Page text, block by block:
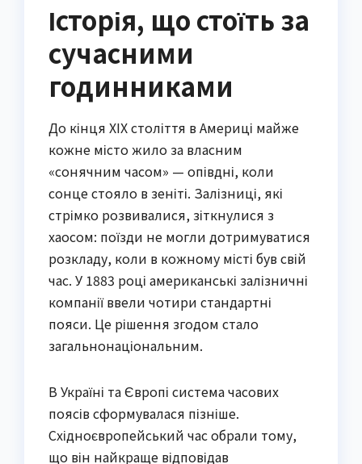
Історія, що стоїть за
сучасними
годинниками
До кінця XIX століття в Америці майже
кожне місто жило за власним
«сонячним часом» — опівдні, коли
сонце стояло в зеніті. Залізниці, які
стрімко розвивалися, зіткнулися з
хаосом: поїзди не могли дотримуватися
розкладу, коли в кожному місті був свій
час. У 1883 році американські залізничні
компанії ввели чотири стандартні
пояси. Це рішення згодом стало
загальнонаціональним.
В Україні та Європі система часових
поясів сформувалася пізніше.
Східноєвропейський час обрали тому,
що він найкраще відповідав